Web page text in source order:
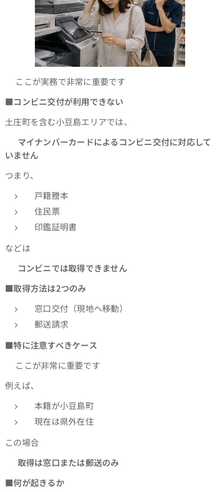
👉ここが実務で非常に重要です
■コンビニ交付が利用できない
土庄町を含む小豆島エリアでは、
マイナンバーカードによるコンビニ交付に対応して
いません
つまり、
戸籍謄本
住民票
印鑑証明書
などは
コンビニでは取得できません
■取得方法は2つのみ
窓口交付（現地へ移動）
郵送請求
■特に注意すべきケース
👉ここが非常に重要です
例えば、
本籍が小豆島町
現在は県外在住
この場合
取得は窓口または郵送のみ
■何が起きるか